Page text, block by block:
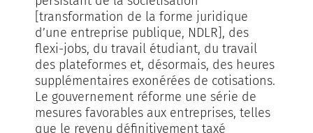
[transformation de la forme juridique
d’une entreprise publique, NDLR], des
flexi-jobs, du travail étudiant, du travail
des plateformes et, désormais, des heures
supplémentaires exonérées de cotisations.
Le gouvernement réforme une série de
mesures favorables aux entreprises, telles
que le revenu définitivement taxé